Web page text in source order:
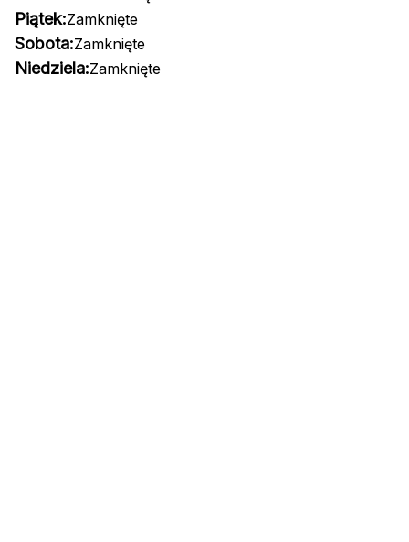
Piątek:Zamknięte
Sobota:Zamknięte
Niedziela:Zamknięte